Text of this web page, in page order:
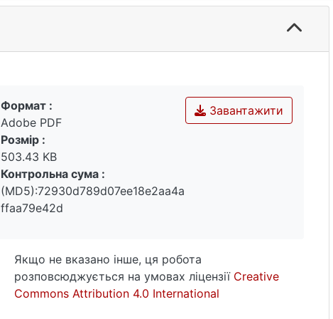
Завантажити
Формат :
Adobe PDF
Розмір :
503.43 KB
Контрольна сума :
(MD5):72930d789d07ee18e2aa4a
ffaa79e42d
Якщо не вказано інше, ця робота
розповсюджується на умовах ліцензії Creative
Commons Attribution 4.0 International